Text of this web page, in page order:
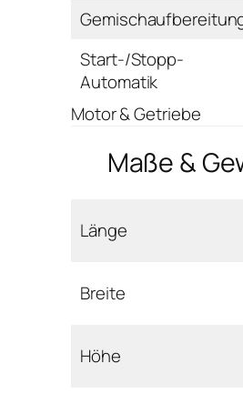
Start-/Stopp-
Automatik
Motor & Getriebe
Maße &
Länge
Breite
Höhe